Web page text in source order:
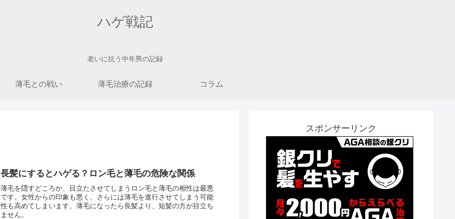
ハゲ戦記
老いに抗う中年男の記録
薄毛との戦い 薄毛治療の記録 コラム
長髪にするとハゲる？ロン毛と薄毛の危険な関係
薄毛を隠すどころか、目立たさせてしまうロン毛と薄毛の相性は最悪
です。女性からの印象も悪く、さらには薄毛を進行させてしまう可能
性も高めてしまいます。薄毛になったら長髪より、短髪の方が目立ち
ません。
スポンサーリンク